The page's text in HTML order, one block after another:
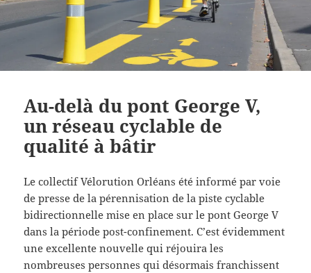
Au-delà du pont George V,
un réseau cyclable de
qualité à bâtir
Le collectif Vélorution Orléans été informé par voie
de presse de la pérennisation de la piste cyclable
bidirectionnelle mise en place sur le pont George V
dans la période post-confinement. C’est évidemment
une excellente nouvelle qui réjouira les
nombreuses personnes qui désormais franchissent